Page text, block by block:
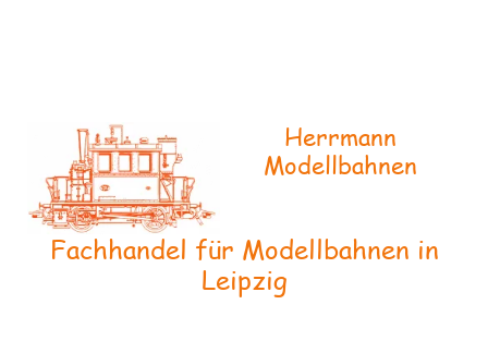
Herrmann
Modellbahnen
Fachhandel für Modellbahnen in
Leipzig